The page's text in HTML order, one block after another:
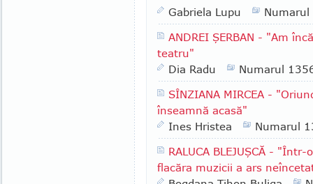
Gabriela Lupu
ANDREI ŞERBAN - "Am
teatru"
Dia Radu
Numarul
SÎNZIANA MIRCEA -
înseamnă acasă"
Ines Hristea
Numarul
RALUCA BLEJUŞCĂ -
flacăra muzicii a ars